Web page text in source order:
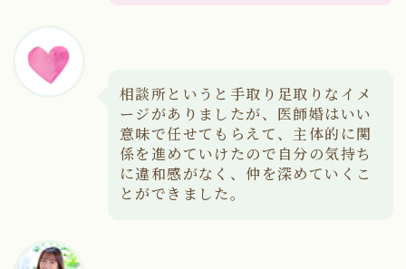
相談所というと手取り足取りなイメ
ージがありましたが、医師婚はいい
意味で任せてもらえて、主体的に関
係を進めていけたので自分の気持ち
に違和感がなく、仲を深めていくこ
とができました。